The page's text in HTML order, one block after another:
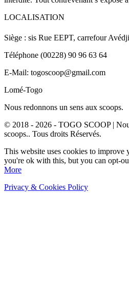
LOCALISATION
Siège : sis Rue EEPT, carrefour Avédji
Téléphone (00228) 90 96 63 64
E-Mail: togoscoop@gmail.com
Lomé-Togo
Nous redonnons un sens aux scoops.
© 2018 - 2026 - TOGO SCOOP |
scoops.. Tous droits Réservés.
This website uses cookies to improve
you're ok with this, but you can opt-
More
Privacy & Cookies Policy